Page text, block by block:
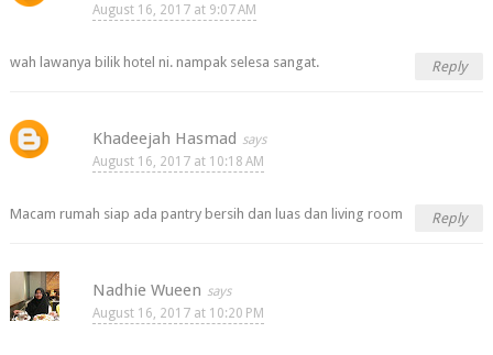
August 16, 2017 at 9:07 AM
wah lawanya bilik hotel ni. nampak selesa sangat. Reply
Khadeejah Hasmad
August 16, 2017 at 10:18 AM
Macam rumah siap ada pantry bersih dan luas dan living room Reply
Nadhie Wueen
August 16, 2017 at 10:20 PM